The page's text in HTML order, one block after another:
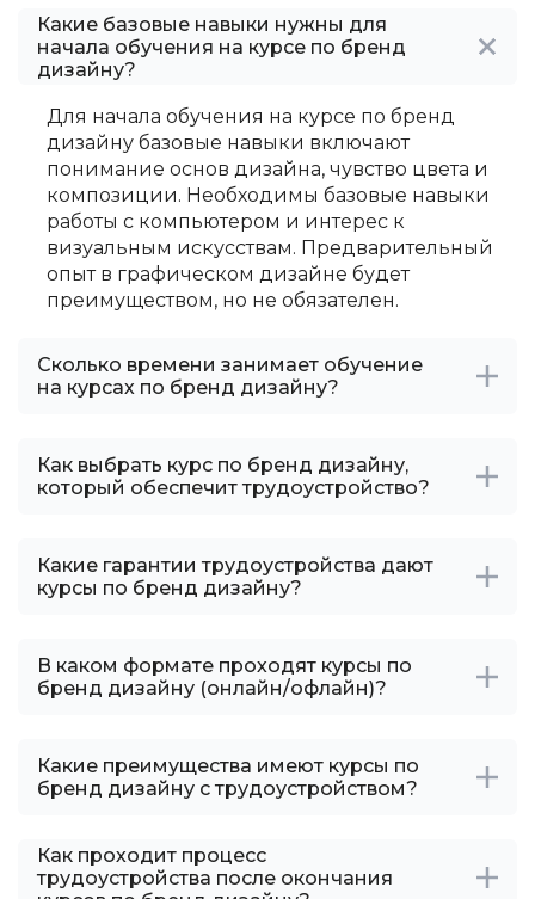
Какие базовые навыки нужны для
начала обучения на курсе по бренд
дизайну?
Для начала обучения на курсе по бренд
дизайну базовые навыки включают
понимание основ дизайна, чувство цвета и
композиции. Необходимы базовые навыки
работы с компьютером и интерес к
визуальным искусствам. Предварительный
опыт в графическом дизайне будет
преимуществом, но не обязателен.
Сколько времени занимает обучение
на курсах по бренд дизайну?
Как выбрать курс по бренд дизайну,
который обеспечит трудоустройство?
Какие гарантии трудоустройства дают
курсы по бренд дизайну?
В каком формате проходят курсы по
бренд дизайну (онлайн/офлайн)?
Какие преимущества имеют курсы по
бренд дизайну с трудоустройством?
Как проходит процесс
трудоустройства после окончания